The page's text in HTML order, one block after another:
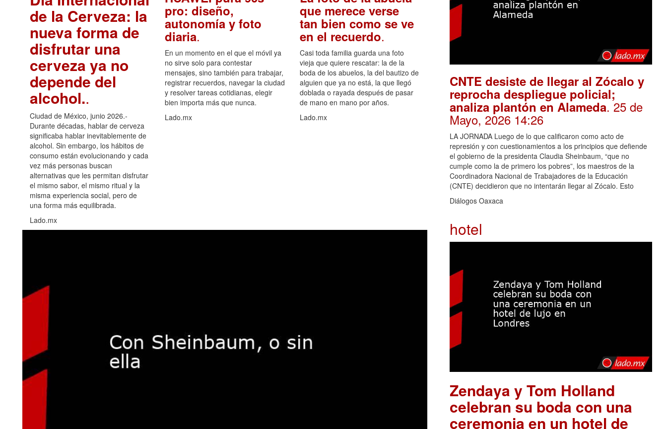
de la Cerveza: la
nueva forma de
disfrutar una
cerveza ya no
depende del
alcohol..
Ciudad de México, junio 2026.-
Durante décadas, hablar de cerveza
significaba hablar inevitablemente de
alcohol. Sin embargo, los hábitos de
consumo están evolucionando y cada
vez más personas buscan
alternativas que les permitan disfrutar
el mismo sabor, el mismo ritual y la
misma experiencia social, pero de
una forma más equilibrada.
Lado.mx
pro: diseño,
autonomía y foto
diaria.
En un momento en el que el móvil ya
no sirve solo para contestar
mensajes, sino también para trabajar,
registrar recuerdos, navegar la ciudad
y resolver tareas cotidianas, elegir
bien importa más que nunca.
Lado.mx
que merece verse
tan bien como se ve
en el recuerdo.
Casi toda familia guarda una foto
vieja que quiere rescatar: la de la
boda de los abuelos, la del bautizo de
alguien que ya no está, la que llegó
doblada o rayada después de pasar
de mano en mano por años.
Lado.mx
CNTE desiste de llegar al Zócalo y
reprocha despliegue policial;
analiza plantón en Alameda. 25 de
Mayo, 2026 14:26
LA JORNADA Luego de lo que calificaron como acto de
represión y con cuestionamientos a los principios que defiende
el gobierno de la presidenta Claudia Sheinbaum, “que no
cumple como la de primero los pobres”, los maestros de la
Coordinadora Nacional de Trabajadores de la Educación
(CNTE) decidieron que no intentarán llegar al Zócalo. Esto
Diálogos Oaxaca
hotel
Zendaya y Tom Holland
celebran su boda con una
ceremonia en un hotel de